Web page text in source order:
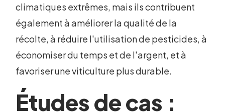
climatiques extrêmes, mais ils contribuent
également à améliorer la qualité de la
récolte, à réduire l'utilisation de pesticides, à
économiser du temps et de l'argent, et à
favoriser une viticulture plus durable.
Études de cas :